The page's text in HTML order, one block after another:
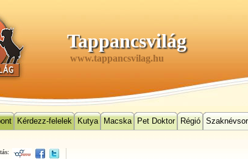
Tappancsvilág
www.tappancsvilag.hu
Kérdezz-felelek Kutya Macska Pet Doktor Régió Szaknévsor